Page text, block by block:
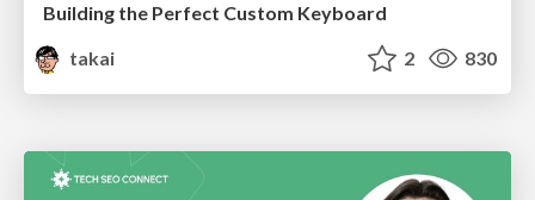
Building the Perfect Custom Keyboard
takai
2 830